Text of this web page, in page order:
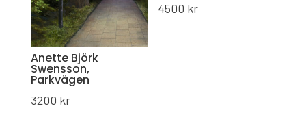
Anette Björk
Swensson,
Parkvägen
3200 kr
4500 kr